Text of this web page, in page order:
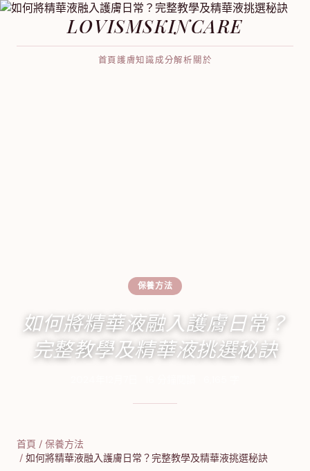
LOVISMSKINCARE
首頁護膚知識成分解析關於
保養方法
如何將精華液融入護膚日常？
完整教學及精華液挑選秘訣
首頁 / 保養方法
/ 如何將精華液融入護膚日常？完整教學及精華液挑選秘訣